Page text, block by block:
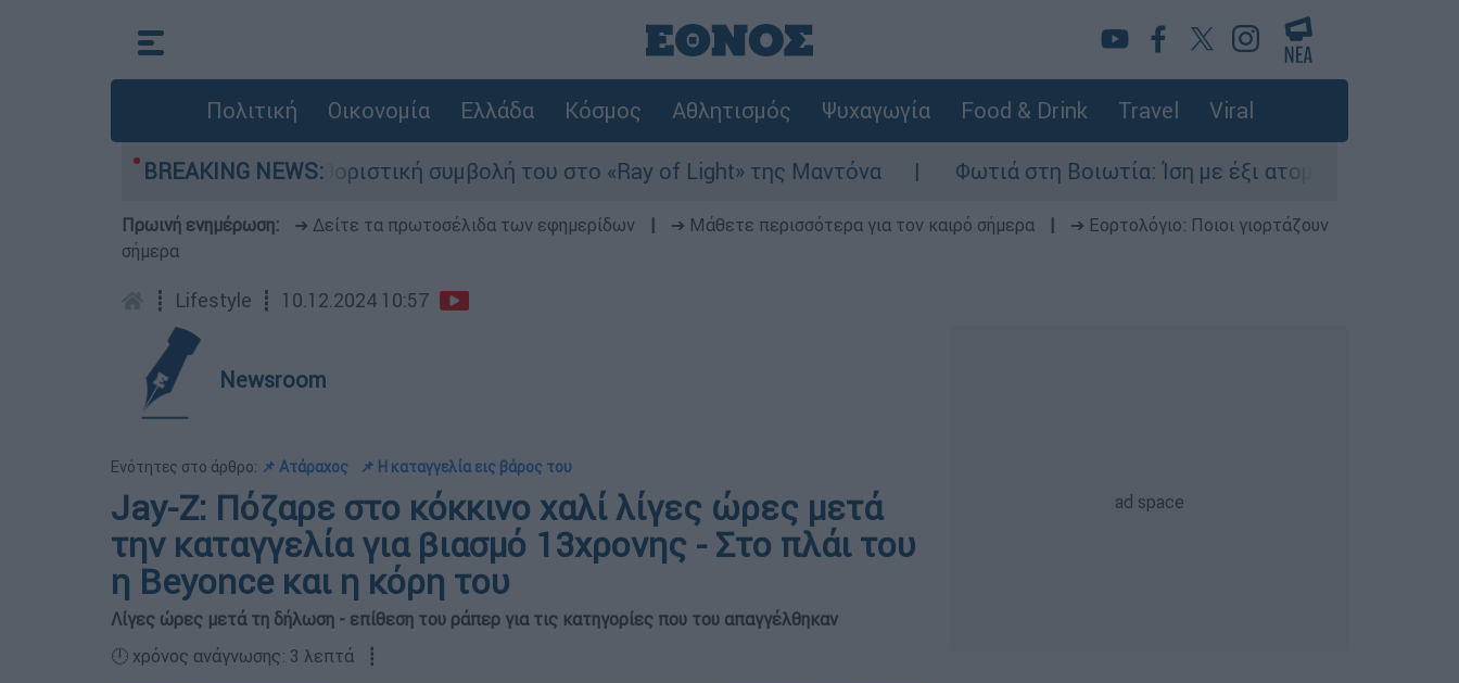
Πολιτική Οικονομία Ελλάδα Κόσμος Αθλητισμός Ψυχαγωγία Food & Drink Travel Viral
BREAKING NEWS:
Όρμπιτ - Η καθοριστική συμβολή του στο «Ray of Light» της Μαντόνα Φωτιά στη Βοιωτία: Ίση με έξι ατομικές βόμβες της
Πρωινή ενημέρωση: ➔ Δείτε τα πρωτοσέλιδα των εφημερίδων ➔ Μάθετε περισσότερα για τον καιρό σήμερα
➔ Εορτολόγιο: Ποιοι γιορτάζουν
σήμερα
┋ Lifestyle ┋ 10.12.2024 10:57
Newsroom
Ενότητες στο άρθρο: 📌 Ατάραχος 📌 Η καταγγελία εις βάρος του
Jay-Z: Πόζαρε στο κόκκινο χαλί λίγες ώρες μετά
την καταγγελία για βιασμό 13χρονης - Στο πλάι του
η Beyonce και η κόρη του
Λίγες ώρες μετά τη δήλωση - επίθεση του ράπερ για τις κατηγορίες που του απαγγέλθηκαν
🕛 χρόνος ανάγνωσης: 3 λεπτά ┋